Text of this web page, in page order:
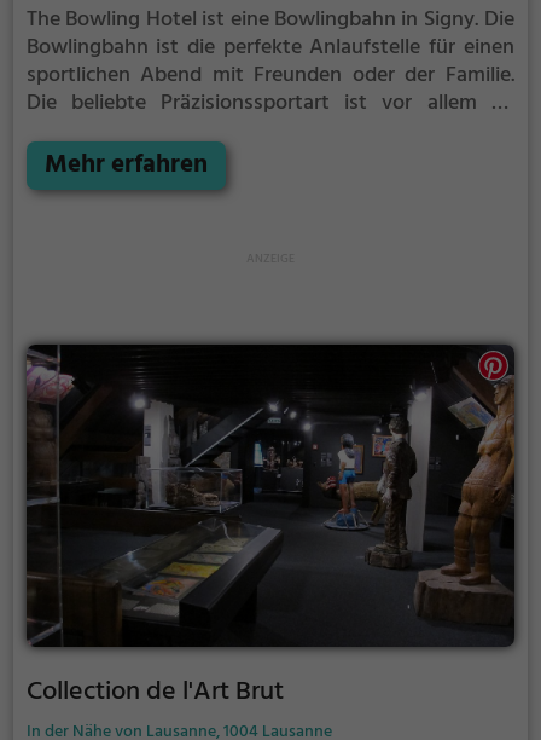
The Bowling Hotel ist eine Bowlingbahn in Signy. Die
Bowlingbahn ist die perfekte Anlaufstelle für einen
sportlichen Abend mit Freunden oder der Familie.
Die beliebte Präzisionssportart ist vor allem an
Freizeitbeschäftigung, sportliche Betätigung und
Wettbewerbscharakter inklusive.
Mehr erfahren
Collection de l'Art Brut
In der Nähe von Lausanne, 1004 Lausanne